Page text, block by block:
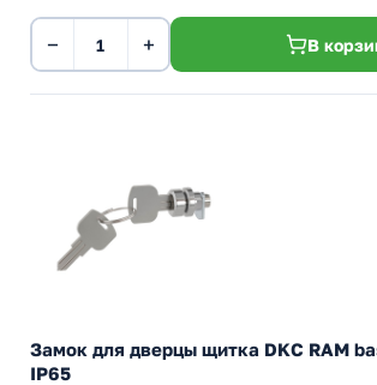
− + В
Замок для дверцы щитка DKC RAM
IP65